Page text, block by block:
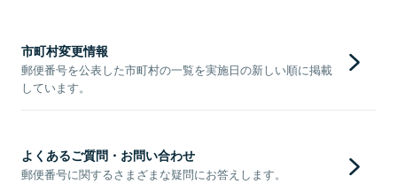
市町村変更情報
郵便番号を公表した市町村の一覧を実施日の新しい順に掲載
しています。
よくあるご質問・お問い合わせ
郵便番号に関するさまざまな疑問にお答えします。